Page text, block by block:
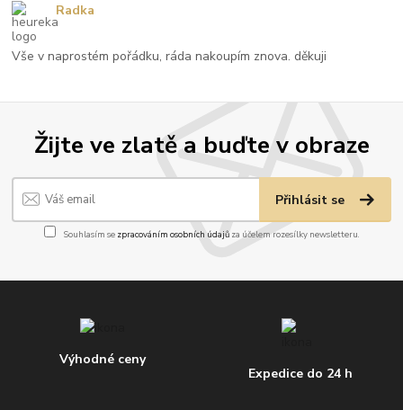
Žijte ve zlatě a buďte v obraze
Přihlásit se
Souhlasím se zpracováním osobních údajůza účelem rozesílky newsletteru.
Výhodné ceny
Expedice do 24 h
Vše v naprostém pořádku, ráda nakoupím znova. děkuji
Radka